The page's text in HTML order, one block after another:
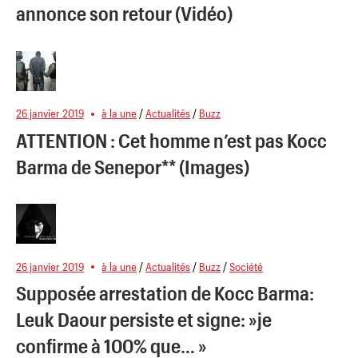
annonce son retour (Vidéo)
26 janvier 2019 à la une /Actualités / Buzz
ATTENTION : Cet homme n’est pas Kocc
Barma de Senepor** (Images)
26 janvier 2019 à la une /Actualités / Buzz /Société
Supposée arrestation de Kocc Barma:
Leuk Daour persiste et signe: »je
confirme à 100% que… »